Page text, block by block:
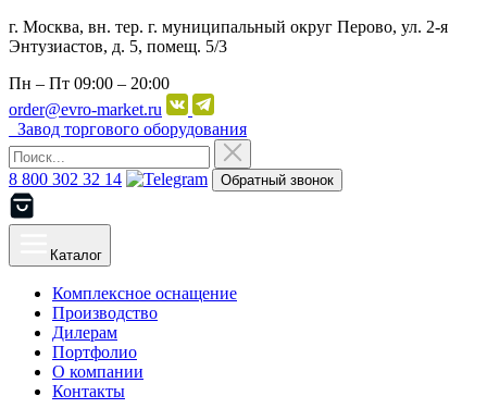
г. Москва, вн. тер. г. муниципальный округ Перово, ул. 2-я
Энтузиастов, д. 5, помещ. 5/3
Пн – Пт 09:00 – 20:00
order@evro-market.ru
Завод торгового оборудования
8 800 302 32 14 Обратный звонок
Каталог
Комплексное оснащение
Производство
Дилерам
Портфолио
О компании
Контакты